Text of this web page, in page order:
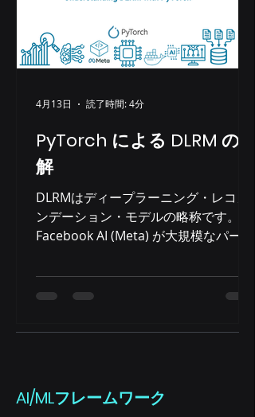
ルを凌駕することを証明する機会だと
捉えました。 私たちは比較的小規模な
企業ですが、お客様のニーズに的確に
調査の専門知識 と 業界知識 という独
ステムを迅速に理解し、データセンタ
ー運用における連携を確立し、ソリュ
ーションを開発する能力は、競合他社
との差別化要因となっています。この
専門知識と、適応力、そして学ぶ姿勢
が相まって、契約を獲得し、お客様の
続にとって極めて重要な業務を担うこ
とができました。 初期学習曲線: SRE
易ではありませんでした。複
PyTorch による DLRM の理
解
DLRMはディープラーニング・レコメ
ンデーション・モデルの略称です。
Facebook AI (Meta) が大規模なパーソ
ステム向けに開発したニューラルネッ
トワークアーキテクチャです。DLRM
ーションやランキング予測が必要な 実
ー率 (CTR) の予測とランキングタスク
向けに設計されています。 例: オンラ
4月13日 読了時間: 4分
AI/MLフレームワーク